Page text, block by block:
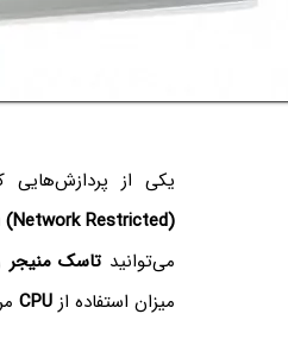
یکی از
Restricted)
می‌توانید تاسک منیجر
میزان استفاده ازCPU‌